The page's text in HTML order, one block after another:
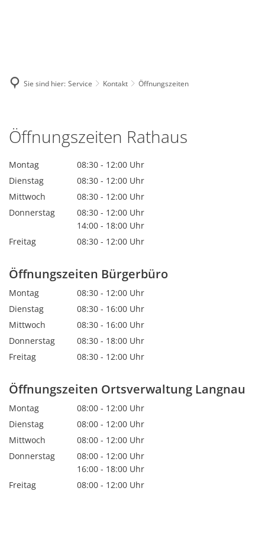
Sie sind hier: Service Kontakt Öffnungszeiten
Öffnungszeiten Rathaus
Montag 08:30 - 12:00 Uhr
Von 08:30 bis 12:00 Uhr
Dienstag 08:30 - 12:00 Uhr
Von 08:30 bis 12:00 Uhr
Mittwoch 08:30 - 12:00 Uhr
Von 08:30 bis 12:00 Uhr
Donnerstag 08:30 - 12:00 Uhr
Von 08:30 bis 12:00 Uhr
14:00 - 18:00 Uhr
Von 14:00 bis 18:00 Uhr
Freitag 08:30 - 12:00 Uhr
Öffnungszeiten Bürgerbüro
Montag 08:30 - 12:00 Uhr
Von 08:30 bis 12:00 Uhr
Dienstag 08:30 - 16:00 Uhr
Von 08:30 bis 16:00 Uhr
Mittwoch 08:30 - 16:00 Uhr
Von 08:30 bis 16:00 Uhr
Donnerstag 08:30 - 18:00 Uhr
Von 08:30 bis 18:00 Uhr
Freitag 08:30 - 12:00 Uhr
Öffnungszeiten Ortsverwaltung Langnau
Montag 08:00 - 12:00 Uhr
Von 08:00 bis 12:00 Uhr
Dienstag 08:00 - 12:00 Uhr
Von 08:00 bis 12:00 Uhr
Mittwoch 08:00 - 12:00 Uhr
Von 08:00 bis 12:00 Uhr
Donnerstag 08:00 - 12:00 Uhr
Von 08:00 bis 12:00 Uhr
16:00 - 18:00 Uhr
Von 16:00 bis 18:00 Uhr
Freitag 08:00 - 12:00 Uhr